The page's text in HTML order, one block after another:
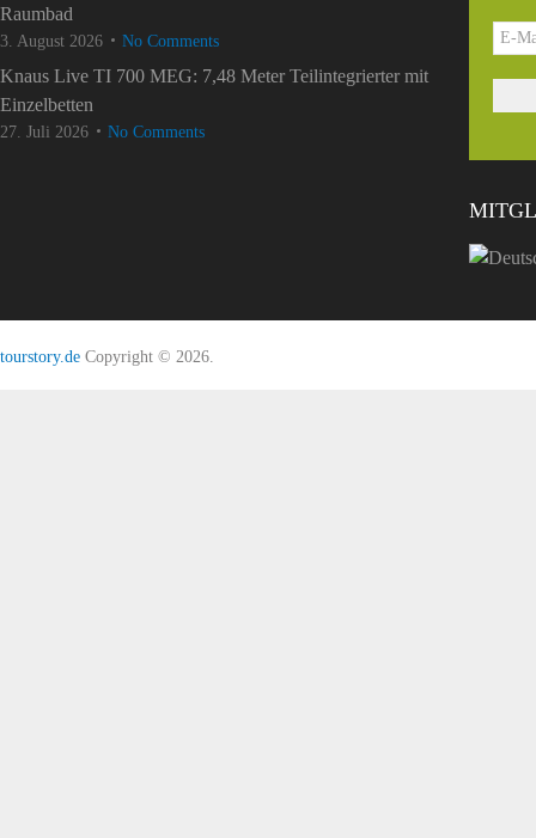
Raumbad
3. August 2026 No Comments
Knaus Live TI 700 MEG: 7,48 Meter Teilintegrierter mit
Einzelbetten
27. Juli 2026 No Comments
tourstory.de Copyright © 2026.